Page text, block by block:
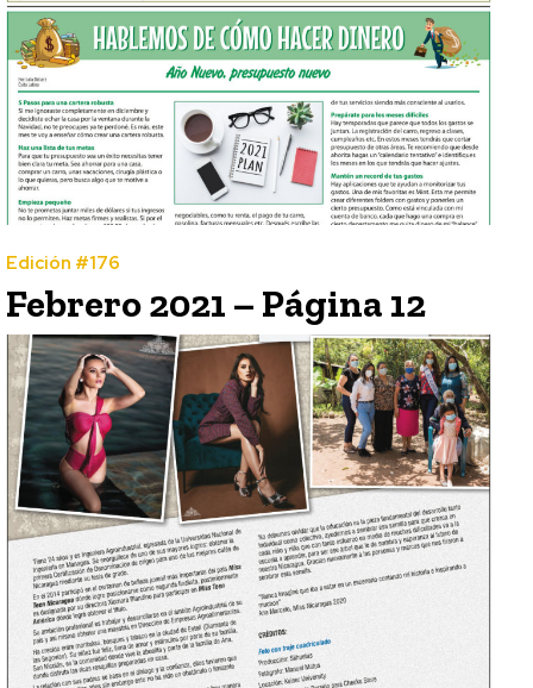
Edición #176
Febrero 2021 – Página 12